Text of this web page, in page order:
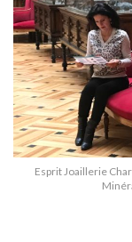
Esprit Joaillerie